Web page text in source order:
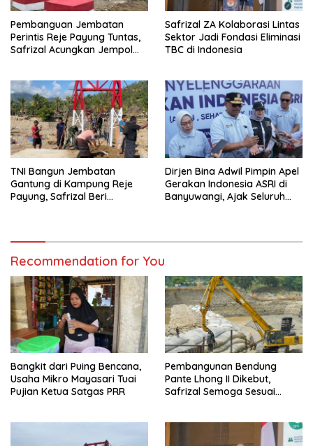
Pembanguan Jembatan
Perintis Reje Payung Tuntas,
Safrizal Acungkan Jempol
Safrizal ZA Kolaborasi Lintas
Sektor Jadi Fondasi Eliminasi
TBC di Indonesia
TNI Bangun Jembatan
Gantung di Kampung Reje
Payung, Safrizal Beri
Dirjen Bina Adwil Pimpin Apel
Gerakan Indonesia ASRI di
Banyuwangi, Ajak Seluruh
Recommendation for You
Bangkit dari Puing Bencana,
Usaha Mikro Mayasari Tuai
Pujian Ketua Satgas PRR
Pembangunan Bendung
Pante Lhong II Dikebut,
Safrizal Semoga Sesuai